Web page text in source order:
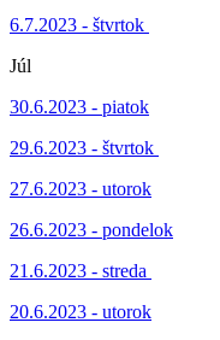
6.7.2023 - štvrtok
Júl
30.6.2023 - piatok
29.6.2023 - štvrtok
27.6.2023 - utorok
26.6.2023 - pondelok
21.6.2023 - streda
20.6.2023 - utorok